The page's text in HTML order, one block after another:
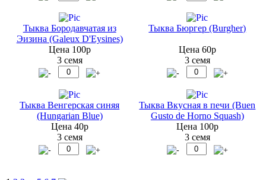
Тыква Бородавчатая из
Эизина (Galeux D'Eysines)
Цена 100р
3 семя
Тыква Бюргер (Burgher)
Цена 60р
3 семя
Тыква Венгерская синяя
(Hungarian Blue)
Цена 40р
3 семя
Тыква Вкусная в печи (Buen
Gusto de Horno Squash)
Цена 100р
3 семя